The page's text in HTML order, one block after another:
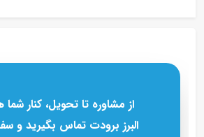
از مشاوره تا تحویل، کنار
البرز برودت تماس بگیرید و